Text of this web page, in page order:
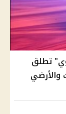
تطلق
والأرضي